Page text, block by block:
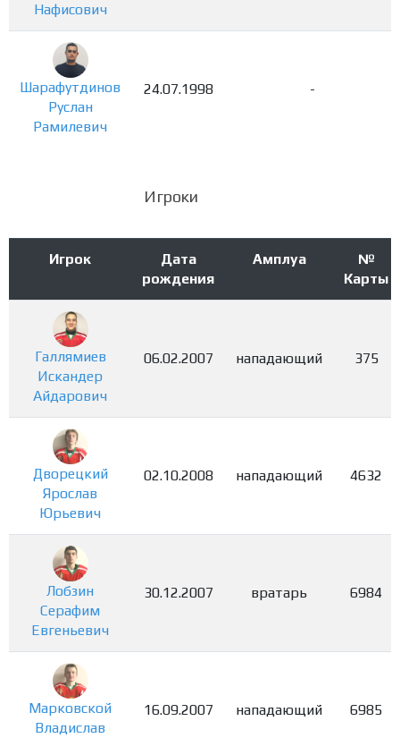
Нафисович
Шарафутдинов
Руслан
Рамилевич
24.07.1998 -
Игроки
Игрок
Дата
рождения
Амплуа
№
Карты
Галлямиев
Искандер
Айдарович
06.02.2007 нападающий 375
Дворецкий
Ярослав
Юрьевич
02.10.2008 нападающий 4632
Лобзин
Серафим
Евгеньевич
30.12.2007 вратарь 6984
Марковской
Владислав
16.09.2007 нападающий 6985